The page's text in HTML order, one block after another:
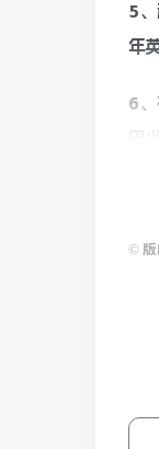
5
年
6
8、
9
球
© 版